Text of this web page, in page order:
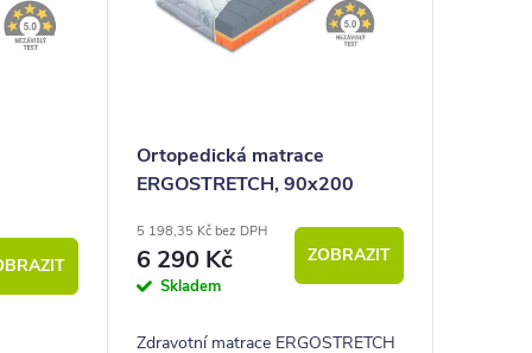
Ortopedická matrace
ERGOSTRETCH, 90x200
5 198,35 Kč bez DPH
6 290 Kč
Skladem
ZOBRAZIT
Zdravotní matrace ERGOSTRETCH